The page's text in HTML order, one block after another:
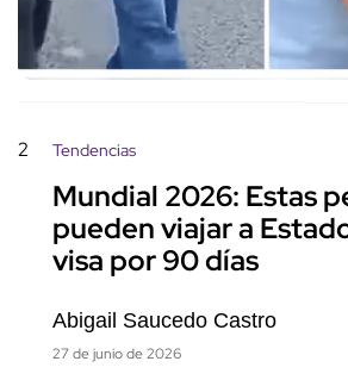
2 Tendencias
Mundial 2026: Estas
pueden viajar a
visa por 90 días
Abigail Saucedo Castro
27 de junio de 2026